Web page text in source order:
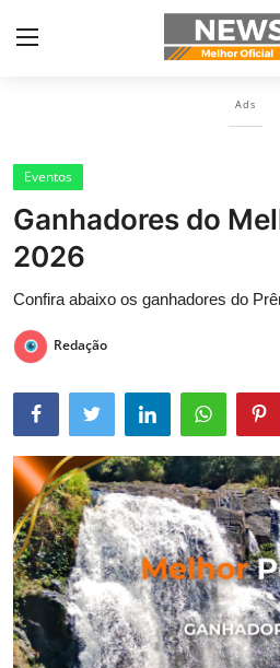
Home
Botelhos
Ribeirão Preto
Últimas nóticias
Portugûes
Ads
Eventos
Ganhadores do
2026
Confira abaixo os ganhadores do
Redação
×